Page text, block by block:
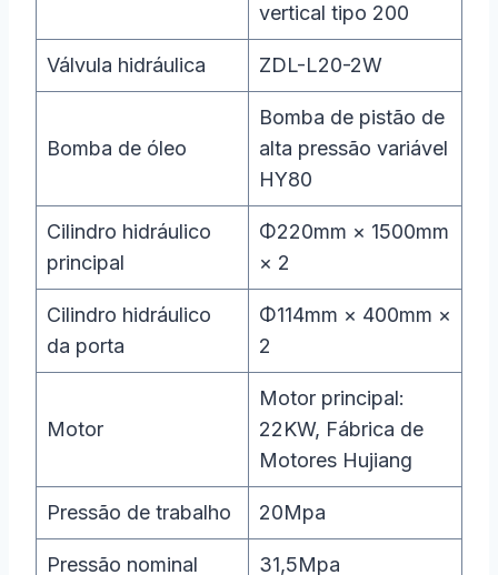
vertical tipo 200
Válvula hidráulica ZDL-L20-2W
Bomba de óleo
Bomba de pistão de
alta pressão variável
HY80
Cilindro hidráulico
principal
Φ220mm × 1500mm
× 2
Cilindro hidráulico
da porta
Φ114mm × 400mm ×
2
Motor
Motor principal:
22KW, Fábrica de
Motores Hujiang
Pressão de trabalho 20Mpa
Pressão nominal 31,5Mpa